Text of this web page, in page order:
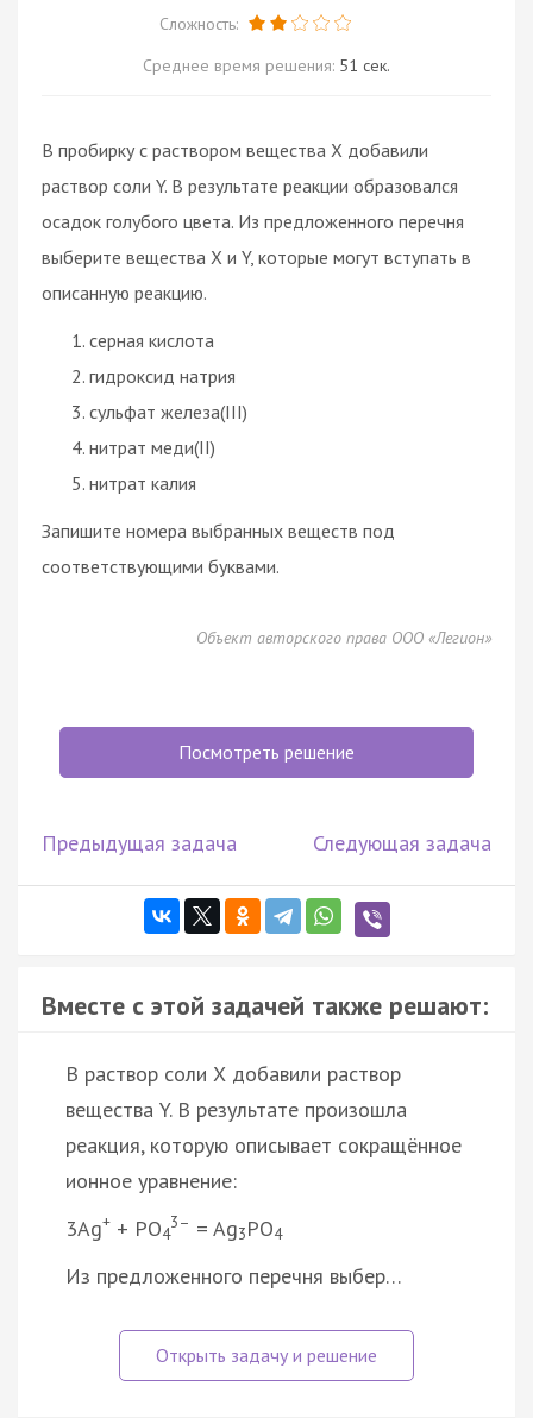
Сложность:
Среднее время решения: 51 сек.
В пробирку с раствором вещества X добавили
раствор соли Y. В результате реакции образовался
осадок голубого цвета. Из предложенного перечня
выберите вещества X и Y, которые могут вступать в
описанную реакцию.
серная кислота
гидроксид натрия
сульфат железа(III)
нитрат меди(II)
нитрат калия
Запишите номера выбранных веществ под
соответствующими буквами.
Объект авторского права ООО «Легион»
Посмотреть решение
Предыдущая задача Следующая задача
Вместе с этой задачей также решают:
В раствор соли Х добавили раствор
вещества Y. В результате произошла
реакция, которую описывает сокращённое
ионное уравнение:
3Ag+ + PO4
3– = Ag3PO4
Из предложенного перечня выбер…